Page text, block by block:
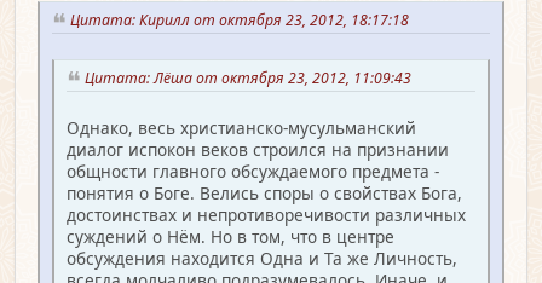
Цитата: Кирилл от октября 23, 2012, 18:17:18
Цитата: Лёша от октября 23, 2012, 11:09:43
Однако, весь христианско-мусульманский
диалог испокон веков строился на признании
общности главного обсуждаемого предмета -
понятия о Боге. Велись споры о свойствах Бога,
достоинствах и непротиворечивости различных
суждений о Нём. Но в том, что в центре
обсуждения находится Одна и Та же Личность,